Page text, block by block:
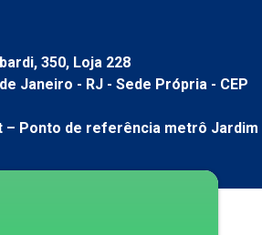
350, Loja 228
Janeiro - RJ - Sede Própria - CEP
– Ponto de referência metrô Jardim
nós